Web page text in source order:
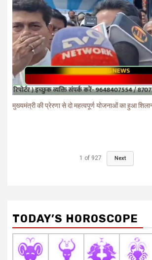
मुख्यमंत्री की प्रेरणा से दो महत्वपूर्ण योजनाओं का हुआ
1 of 927 Next
TODAY’S HOROSCOPE